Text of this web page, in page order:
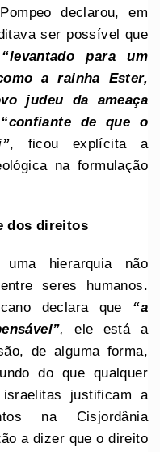
declarou, em
ser possível que
“levantado para um
a rainha Ester,
judeu da ameaça
“confiante de que o
, ficou explícita a
na formulação
dos direitos
uma hierarquia não
seres humanos.
declara que “a
,
ele está a
de alguma forma,
do que qualquer
justificam a
na Cisjordânia
a dizer que o direito